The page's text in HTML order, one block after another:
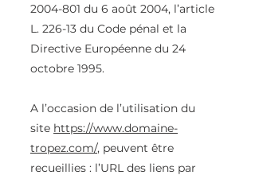
2004-801 du 6 août 2004, l’article
L. 226-13 du Code pénal et la
Directive Européenne du 24
octobre 1995.
A l’occasion de l’utilisation du
site https://www.domaine-
tropez.com/, peuvent être
recueillies : l’URL des liens par